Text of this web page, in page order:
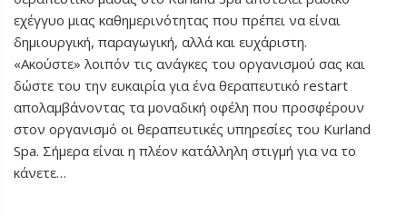
εχέγγυο μιας καθημερινότητας που πρέπει να είναι
δημιουργική, παραγωγική, αλλά και ευχάριστη.
«Ακούστε» λοιπόν τις ανάγκες του οργανισμού σας και
δώστε του την ευκαιρία για ένα θεραπευτικό restart
απολαμβάνοντας τα μοναδική οφέλη που προσφέρουν
στον οργανισμό οι θεραπευτικές υπηρεσίες του Kurland
Spa. Σήμερα είναι η πλέον κατάλληλη στιγμή για να το
κάνετε…